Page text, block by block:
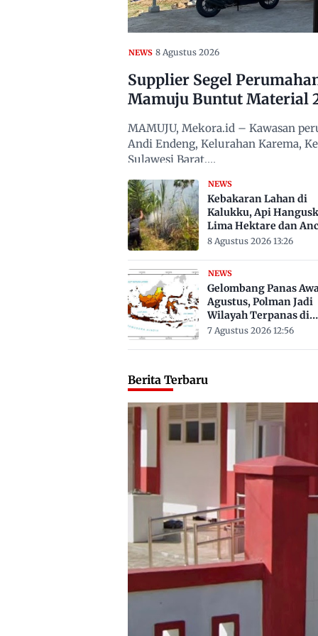
NEWS 8 Agustus 2026
Supplier Segel
Mamuju Buntut Material
MAMUJU, Mekora.id – Kawasan
Andi Endeng, Kelurahan Karema,
Sulawesi Barat,…
NEWS
Kebakaran Lahan di
Kalukku, Api
Lima Hektare dan
Permukiman
8 Agustus 2026 13:26
NEWS
Gelombang Panas
Agustus, Polman Jadi
Wilayah Terpanas di
Sulbar Suhu Lebih Dari
7 Agustus 2026 12:56
Berita Terbaru